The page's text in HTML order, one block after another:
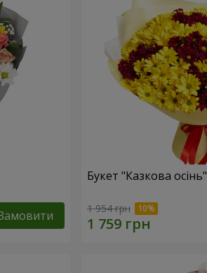
Букет "Казкова осінь"
1 954 грн